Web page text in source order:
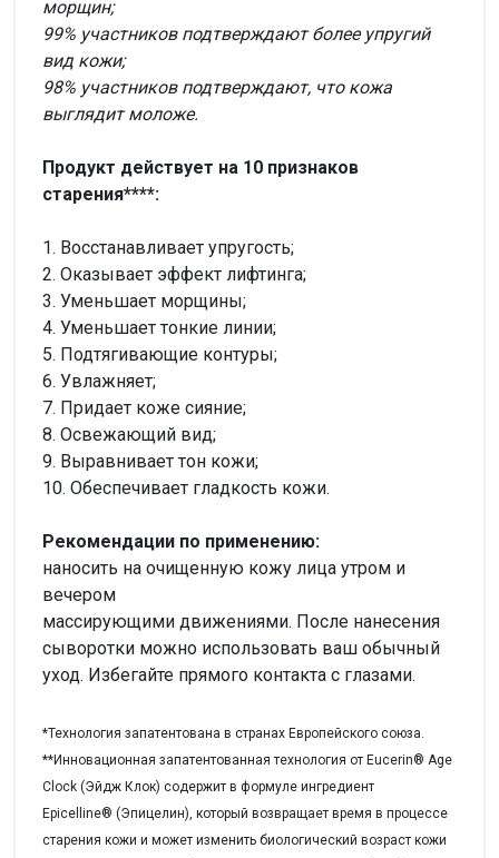
морщин;
99% участников подтверждают более упругий
вид кожи;
98% участников подтверждают, что кожа
выглядит моложе.
Продукт действует на 10 признаков
старения****:
1. Восстанавливает упругость;
2. Оказывает эффект лифтинга;
3. Уменьшает морщины;
4. Уменьшает тонкие линии;
5. Подтягивающие контуры;
6. Увлажняет;
7. Придает коже сияние;
8. Освежающий вид;
9. Выравнивает тон кожи;
10. Обеспечивает гладкость кожи.
Рекомендации по применению:
наносить на очищенную кожу лица утром и
вечером
массирующими движениями. После нанесения
сыворотки можно использовать ваш обычный
уход. Избегайте прямого контакта с глазами.
*Технология запатентована в странах Европейского союза.
**Инновационная запатентованная технология от Eucerin® Age
Clock (Эйдж Клок) содержит в формуле ингредиент
Epicelline® (Эпицелин), который возвращает время в процессе
старения кожи и может изменить биологический возраст кожи